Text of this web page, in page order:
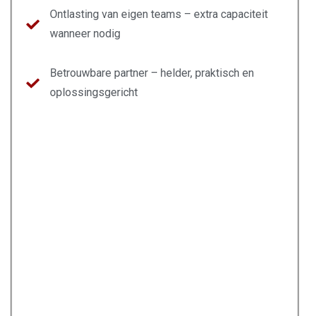
Ontlasting van eigen teams – extra capaciteit
wanneer nodig
Betrouwbare partner – helder, praktisch en
oplossingsgericht